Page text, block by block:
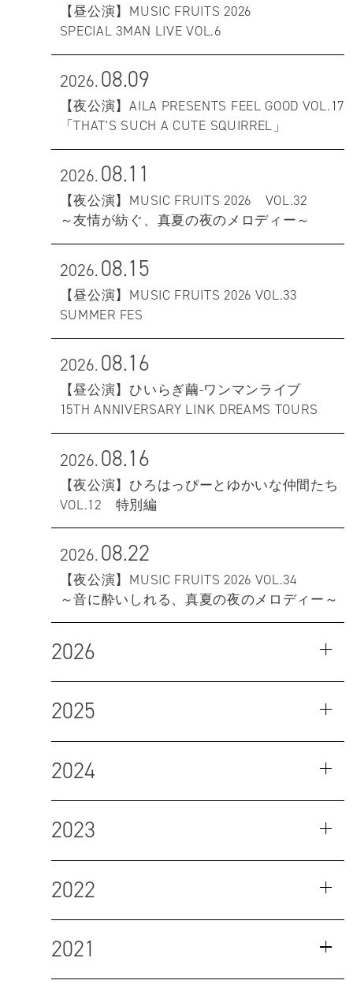
【昼公演】MUSIC FRUITS 2026
SPECIAL 3MAN LIVE VOL.6
2026.08.09
【夜公演】AILA PRESENTS FEEL GOOD VOL.17
「THAT'S SUCH A CUTE SQUIRREL」
2026.08.11
【夜公演】MUSIC FRUITS 2026 VOL.32
～友情が紡ぐ、真夏の夜のメロディー～
2026.08.15
【昼公演】MUSIC FRUITS 2026 VOL.33
SUMMER FES
2026.08.16
【昼公演】ひいらぎ繭-ワンマンライブ
15TH ANNIVERSARY LINK DREAMS TOURS
2026.08.16
【夜公演】ひろはっぴーとゆかいな仲間たち
VOL.12 特別編
2026.08.22
【夜公演】MUSIC FRUITS 2026 VOL.34
～音に酔いしれる、真夏の夜のメロディー～
2026
2025
2024
2023
2022
2021